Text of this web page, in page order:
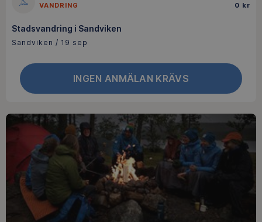
VANDRING 0 kr
Stadsvandring i Sandviken
Sandviken / 19 sep
INGEN ANMÄLAN KRÄVS